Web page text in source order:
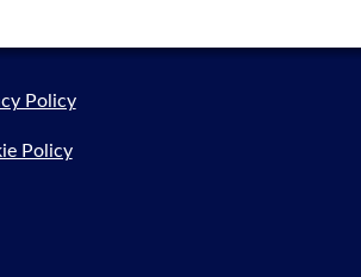
Policy
Policy